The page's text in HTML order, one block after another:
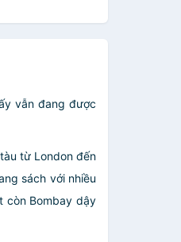
vẫn đang được
từ London đến
sách với nhiều
còn Bombay dậy